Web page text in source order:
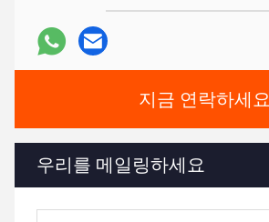
지금 연락하세요
우리를 메일링하세요